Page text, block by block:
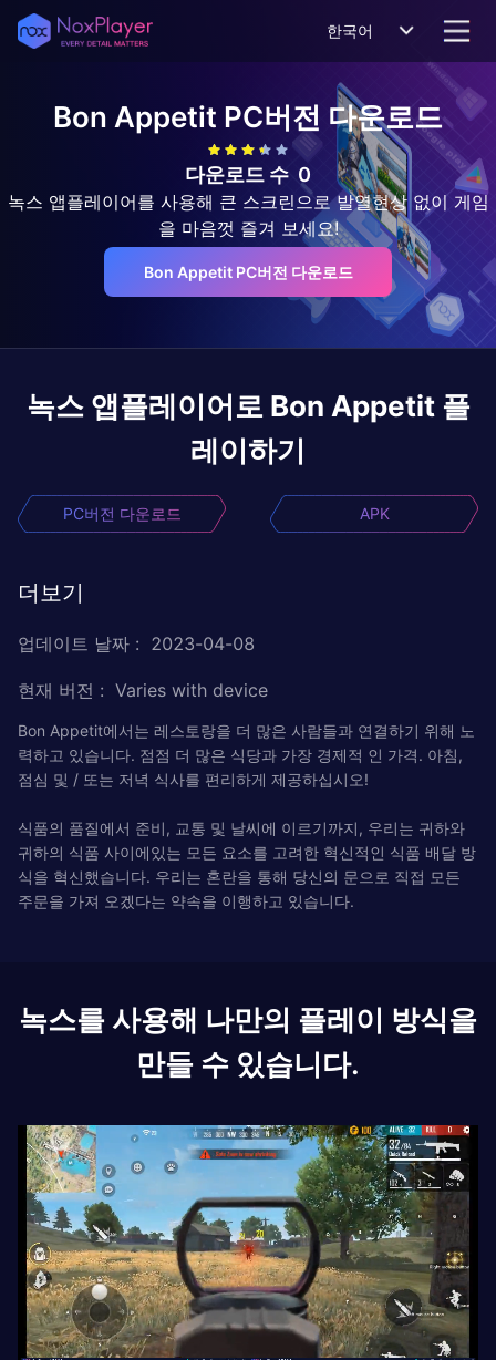
한국어
Bon Appetit PC버전 다운로드
다운로드 수 0
녹스 앱플레이어를 사용해 큰 스크린으로 발열현상 없이 게임
을 마음껏 즐겨 보세요!
Bon Appetit PC버전 다운로드
녹스 앱플레이어로 Bon Appetit 플
레이하기
PC버전 다운로드 APK
더보기
업데이트 날짜 : 2023-04-08
현재 버전 : Varies with device
Bon Appetit에서는 레스토랑을 더 많은 사람들과 연결하기 위해 노
력하고 있습니다. 점점 더 많은 식당과 가장 경제적 인 가격. 아침,
점심 및 / 또는 저녁 식사를 편리하게 제공하십시오!
식품의 품질에서 준비, 교통 및 날씨에 이르기까지, 우리는 귀하와
귀하의 식품 사이에있는 모든 요소를 ​​고려한 혁신적인 식품 배달 방
식을 혁신했습니다. 우리는 혼란을 통해 당신의 문으로 직접 모든
주문을 가져 오겠다는 약속을 이행하고 있습니다.
녹스를 사용해 나만의 플레이 방식을
만들 수 있습니다.